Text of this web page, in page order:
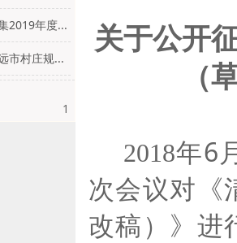
2019年度...
市村庄规...
1
关于公开
（
2018年6
次会议对《
改稿）》进